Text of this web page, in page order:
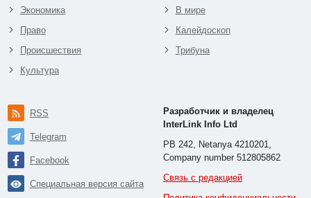
Экономика
Право
Происшествия
Культура
В мире
Калейдоскоп
Трибуна
RSS
Telegram
Facebook
Специальная версия сайта
Разработчик и владелец
InterLink Info Ltd
PB 242, Netanya 4210201,
Company number 512805862
Связь с редакцией